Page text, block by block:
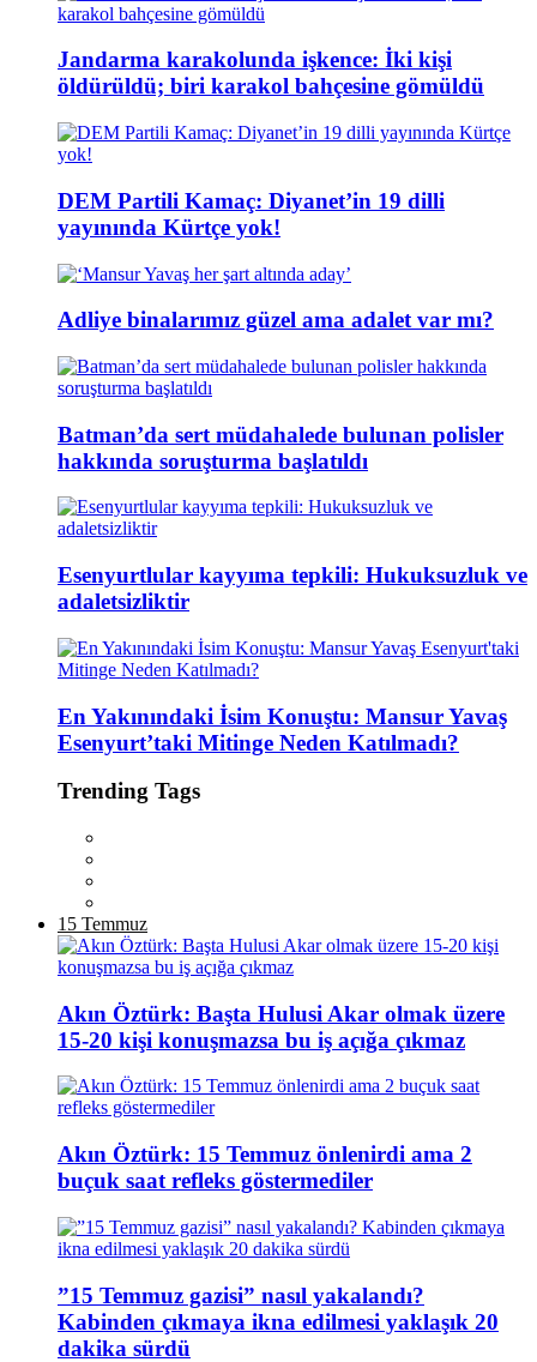
Jandarma karakolunda işkence: İki kişi
öldürüldü; biri karakol bahçesine gömüldü
DEM Partili Kamaç: Diyanet’in 19 dilli
yayınında Kürtçe yok!
Adliye binalarımız güzel ama adalet var mı?
Batman’da sert müdahalede bulunan polisler
hakkında soruşturma başlatıldı
Esenyurtlular kayyıma tepkili: Hukuksuzluk ve
adaletsizliktir
En Yakınındaki İsim Konuştu: Mansur Yavaş
Esenyurt’taki Mitinge Neden Katılmadı?
Trending Tags
15 Temmuz
Akın Öztürk: Başta Hulusi Akar olmak üzere
15-20 kişi konuşmazsa bu iş açığa çıkmaz
Akın Öztürk: 15 Temmuz önlenirdi ama 2
buçuk saat refleks göstermediler
”15 Temmuz gazisi” nasıl yakalandı?
Kabinden çıkmaya ikna edilmesi yaklaşık 20
dakika sürdü